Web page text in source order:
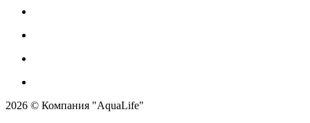
2026 © Компания "AquaLife"